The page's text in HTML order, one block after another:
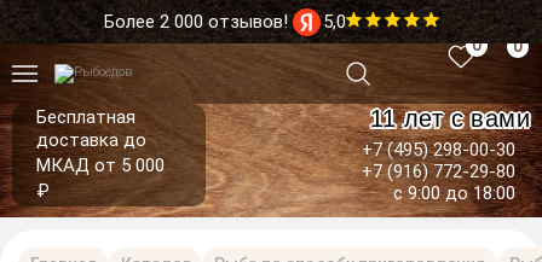
Более 2 000 отзывов! 5,0
Бесплатная
доставка до
МКАД от 5 000
₽
11 лет с вами
+7 (495) 298-00-30
+7 (916) 772-29-80
с 9:00 до 18:00
0 0